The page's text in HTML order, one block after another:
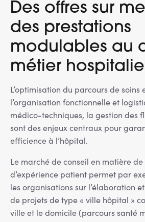
Des offres sur
des prestations
modulables au
métier
L’optimisation du parcours de soins
l’organisation fonctionnelle et
médico-techniques, la gestion des
sont des enjeux centraux pour
efficience à l’hôpital.
Le marché de conseil en matière
d’expérience patient permet par
les organisations sur l’élaboration
de projets de type « ville hôpital »
ville et le domicile (parcours santé